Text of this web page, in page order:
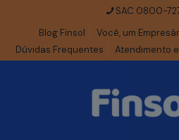
SAC 0800-
Blog Finsol
Você, um
Dúvidas Frequentes
Atendimento